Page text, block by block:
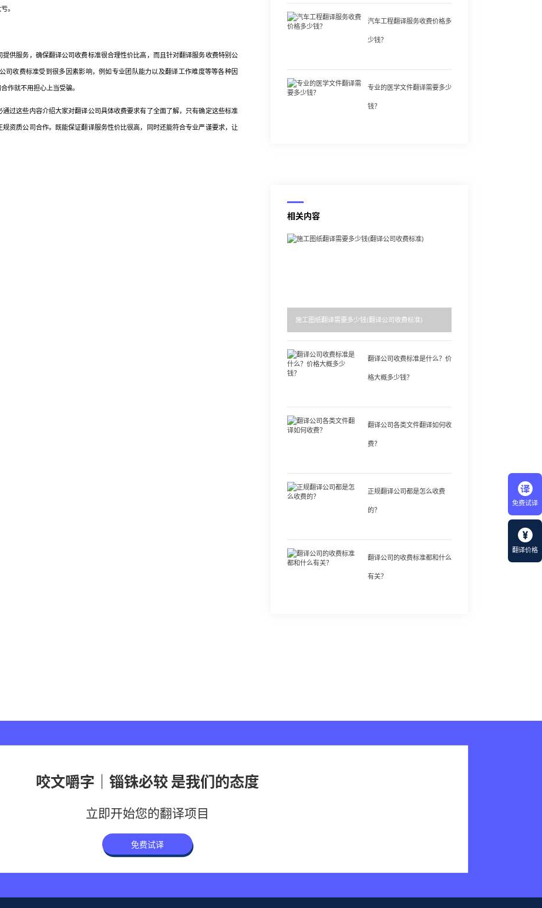
免费试译
翻译价格
。
服务，确保翻译公司收费标准很合理性价比高，而且针对翻译服务收费特别公
收费标准受到很多因素影响，例如专业团队能力以及翻译工作难度等等各种因
作就不用担心上当受骗。
这些内容介绍大家对翻译公司具体收费要求有了全面了解，只有确定这些标准
资质公司合作。既能保证翻译服务性价比很高，同时还能符合专业严谨要求，让
汽车工程翻译服务收费价格多
少钱？
专业的医学文件翻译需要多少
钱？
相关内容
施工图纸翻译需要多少钱(翻译公司收费标准)
翻译公司收费标准是什么？价
格大概多少钱？
翻译公司各类文件翻译如何收
费？
正规翻译公司都是怎么收费
的？
翻译公司的收费标准都和什么
有关？
咬文嚼字｜锱铢必较 是我们的态度
立即开始您的翻译项目
免费试译